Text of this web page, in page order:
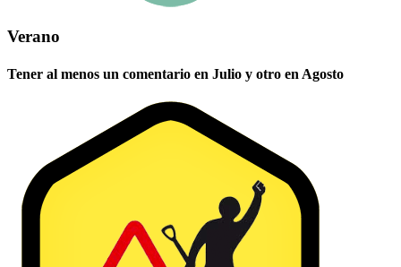
Verano
Tener al menos un comentario en Julio y otro en Agosto